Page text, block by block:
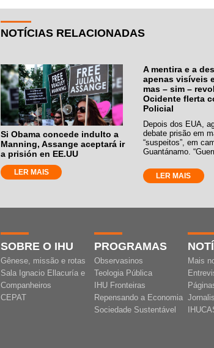
NOTÍCIAS RELACIONADAS
Si Obama concede indulto a
Manning, Assange aceptará ir
a prisión en EE.UU
LER MAIS
A mentira e a
apenas visíveis
mas – sim –
Ocidente flerta
Policial
Depois dos EUA,
debate prisão em
“suspeitos”, em
Guantánamo.
LER MAIS
SOBRE O IHU
Gênese, missão e rotas
Sala Ignacio Ellacuría e
Companheiros
CEPAT
PROGRAMAS
Observasinos
Teologia Pública
IHU Fronteiras
Repensando a Economia
Sociedade Sustentável
Mais